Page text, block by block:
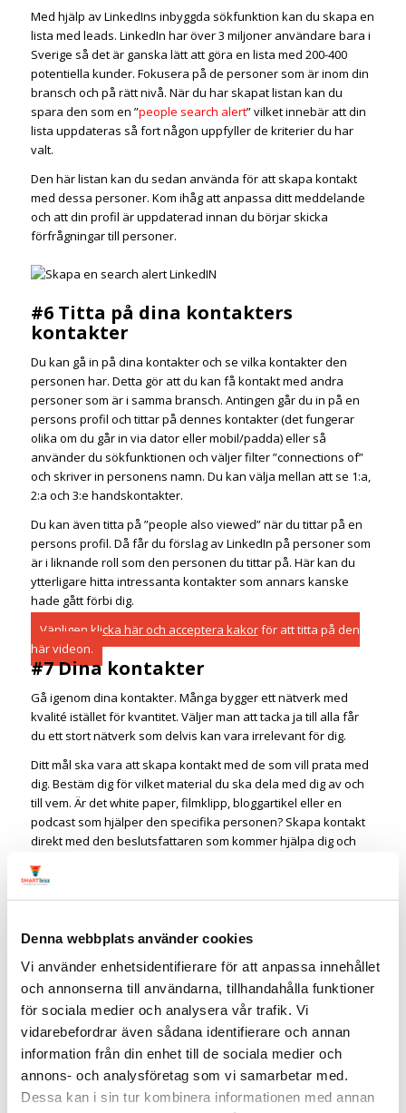
Denna webbplats använder cookies
Vi använder enhetsidentifierare för att anpassa innehållet
och annonserna till användarna, tillhandahålla funktioner
för sociala medier och analysera vår trafik. Vi
vidarebefordrar även sådana identifierare och annan
information från din enhet till de sociala medier och
annons- och analysföretag som vi samarbetar med.
Dessa kan i sin tur kombinera informationen med annan
Med hjälp av LinkedIns inbyggda sökfunktion kan du skapa en
lista med leads. LinkedIn har över 3 miljoner användare bara i
Sverige så det är ganska lätt att göra en lista med 200-400
potentiella kunder. Fokusera på de personer som är inom din
bransch och på rätt nivå. När du har skapat listan kan du
spara den som en ”people search alert” vilket innebär att din
lista uppdateras så fort någon uppfyller de kriterier du har
valt.
Den här listan kan du sedan använda för att skapa kontakt
med dessa personer. Kom ihåg att anpassa ditt meddelande
och att din profil är uppdaterad innan du börjar skicka
förfrågningar till personer.
#6 Titta på dina kontakters
kontakter
Du kan gå in på dina kontakter och se vilka kontakter den
personen har. Detta gör att du kan få kontakt med andra
personer som är i samma bransch. Antingen går du in på en
persons profil och tittar på dennes kontakter (det fungerar
olika om du går in via dator eller mobil/padda) eller så
använder du sökfunktionen och väljer filter ”connections of”
och skriver in personens namn. Du kan välja mellan att se 1:a,
2:a och 3:e handskontakter.
Du kan även titta på ”people also viewed” när du tittar på en
persons profil. Då får du förslag av LinkedIn på personer som
är i liknande roll som den personen du tittar på. Här kan du
ytterligare hitta intressanta kontakter som annars kanske
hade gått förbi dig.
Vänligen klicka här och acceptera kakorför att titta på den
här videon.
#7 Dina kontakter
Gå igenom dina kontakter. Många bygger ett nätverk med
kvalité istället för kvantitet. Väljer man att tacka ja till alla får
du ett stort nätverk som delvis kan vara irrelevant för dig.
Ditt mål ska vara att skapa kontakt med de som vill prata med
dig. Bestäm dig för vilket material du ska dela med dig av och
till vem. Är det white paper, filmklipp, bloggartikel eller en
podcast som hjälper den specifika personen? Skapa kontakt
direkt med den beslutsfattaren som kommer hjälpa dig och
Relaterad artikel:
Du kommer att få kontakt med personer som då och då är i
behov av din lösning på deras problem. Fast det är kanske
inte det vanligaste att de inser sitt behov förrän du
presenterat lösningen. Det är de här kontakterna du ska
vårda. Inte genom att skrika köp eller rea utan att förse dem
med relevant innehåll.
Erbjud värde till dina kontakter, bli känd inom ditt område
genom att dela relevanta bloggartiklar inom ditt område. Ta